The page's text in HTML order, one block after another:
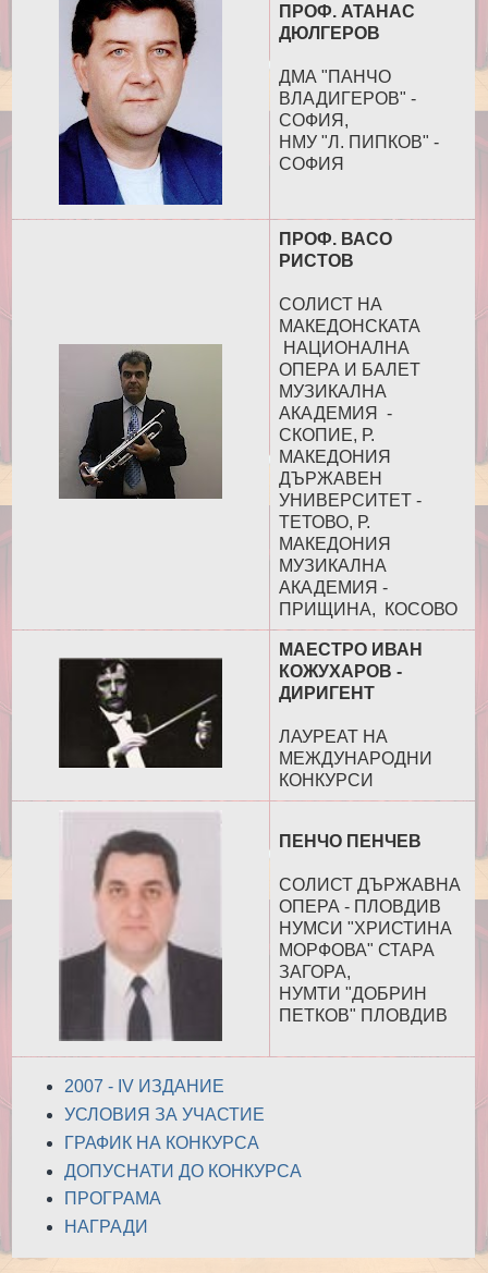
ПРОФ. АТАНАС
ДЮЛГЕРОВ
ДМА "ПАНЧО
ВЛАДИГЕРОВ" -
СОФИЯ,
НМУ "Л. ПИПКОВ" -
СОФИЯ
ПРОФ. ВАСО
РИСТОВ
СОЛИСТ НА
МАКЕДОНСКАТА
НАЦИОНАЛНА
ОПЕРА И БАЛЕТ
МУЗИКАЛНА
АКАДЕМИЯ -
СКОПИЕ, Р.
МАКЕДОНИЯ
ДЪРЖАВЕН
УНИВЕРСИТЕТ -
ТЕТОВО, Р.
МАКЕДОНИЯ
МУЗИКАЛНА
АКАДЕМИЯ -
ПРИЩИНА, КОСОВО
МАЕСТРО ИВАН
КОЖУХАРОВ -
ДИРИГЕНТ
ЛАУРЕАТ НА
МЕЖДУНАРОДНИ
КОНКУРСИ
ПЕНЧО ПЕНЧЕВ
СОЛИСТ ДЪРЖАВНА
ОПЕРА - ПЛОВДИВ
НУМСИ "ХРИСТИНА
МОРФОВА" СТАРА
ЗАГОРА,
НУМТИ "ДОБРИН
ПЕТКОВ" ПЛОВДИВ
2007 - IV ИЗДАНИЕ
УСЛОВИЯ ЗА УЧАСТИЕ
ГРАФИК НА КОНКУРСА
ДОПУСНАТИ ДО КОНКУРСА
ПРОГРАМА
НАГРАДИ